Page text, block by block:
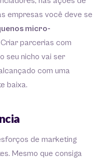
empresas você deve se
micro-
parcerias com
seu nicho vai ser
com uma
baixa.
de marketing
Mesmo que consiga